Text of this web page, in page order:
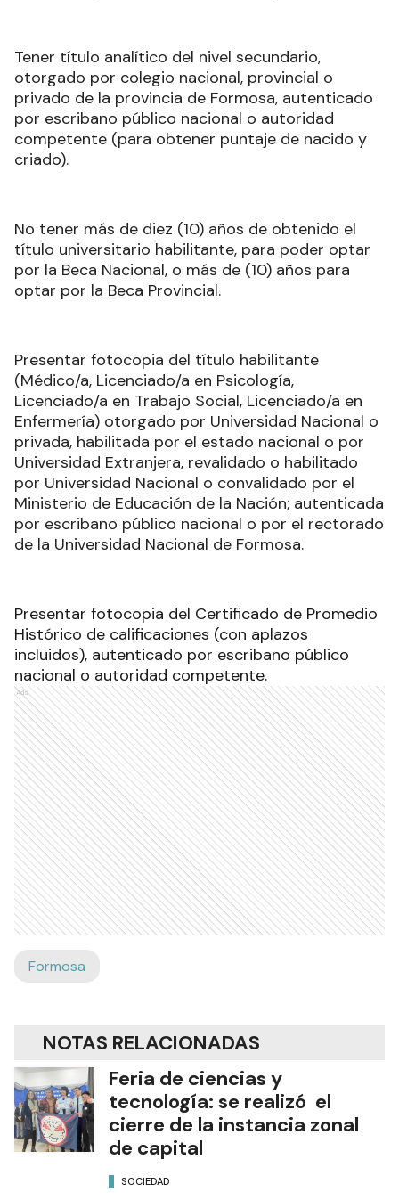
Tener título analítico del nivel secundario,
otorgado por colegio nacional, provincial o
privado de la provincia de Formosa, autenticado
por escribano público nacional o autoridad
competente (para obtener puntaje de nacido y
criado).
No tener más de diez (10) años de obtenido el
título universitario habilitante, para poder optar
por la Beca Nacional, o más de (10) años para
optar por la Beca Provincial.
Presentar fotocopia del título habilitante
(Médico/a, Licenciado/a en Psicología,
Licenciado/a en Trabajo Social, Licenciado/a en
Enfermería) otorgado por Universidad Nacional o
privada, habilitada por el estado nacional o por
Universidad Extranjera, revalidado o habilitado
por Universidad Nacional o convalidado por el
Ministerio de Educación de la Nación; autenticada
por escribano público nacional o por el rectorado
de la Universidad Nacional de Formosa.
Presentar fotocopia del Certificado de Promedio
Histórico de calificaciones (con aplazos
incluidos), autenticado por escribano público
nacional o autoridad competente.
Ads
Formosa
NOTAS RELACIONADAS
Feria de ciencias y
tecnología: se realizó el
cierre de la instancia zonal
de capital
SOCIEDAD